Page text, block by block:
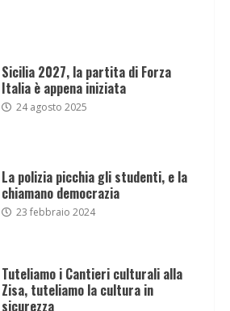
Sicilia 2027, la partita di Forza
Italia è appena iniziata
24 agosto 2025
La polizia picchia gli studenti, e la
chiamano democrazia
23 febbraio 2024
Tuteliamo i Cantieri culturali alla
Zisa, tuteliamo la cultura in
sicurezza